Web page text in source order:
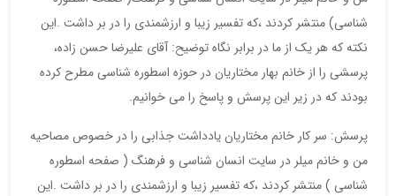
شناسی) منتشر کردند ،که تفسیر زیبا و ارزشمندی را در بر داشت .این
نکته که هر یک از ما در برابر نگاه توضیح: آقای علیرضا حسن زاده،
پرسشی را از خانم بهار مختاریان در حوزه اسطوره شناسی مطرح کرده
بودند که در زیر این پرسش و پاسخ را می خوانیم.
پرسش: سر کار خانم مختاریان یادداشت جذابی را در خصوص مصاحیه
من و خانم میلر در سایت انسان شناسی و فرهنگ ( صفحه اسطوره
شناسی ) منتشر کردند ،که تفسیر زیبا و ارزشمندی را در بر داشت .این